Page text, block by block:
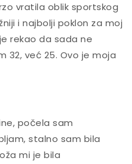
vratila oblik sportskog
i najbolji poklon za moj
rekao da sada ne
32, već 25. Ovo je moja
počela sam
stalno sam bila
mi je bila